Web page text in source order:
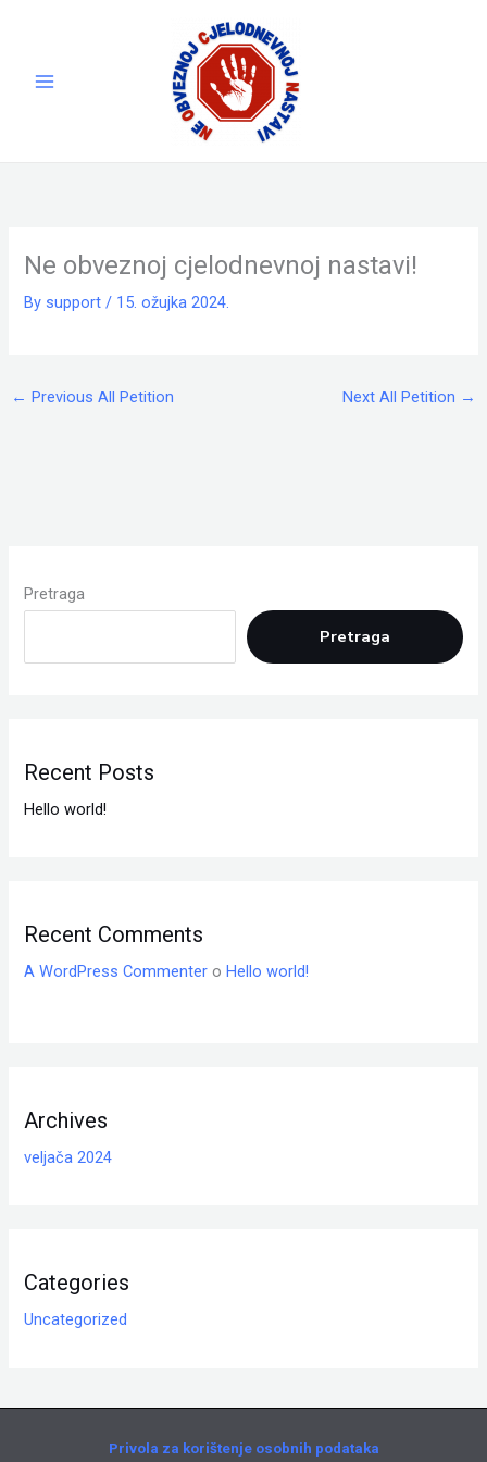
Ne obveznoj cjelodnevnoj nastavi!
By support/ 15. ožujka 2024.
← Previous All Petition Next All Petition →
Pretraga
Pretraga
Recent Posts
Hello world!
Recent Comments
A WordPress Commenter oHello world!
Archives
veljača 2024
Categories
Uncategorized
Privola za korištenje osobnih podataka